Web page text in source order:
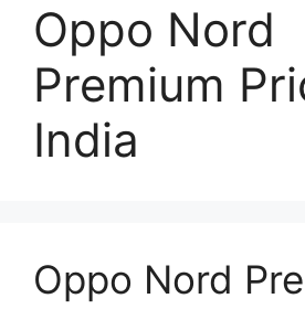
Oppo Nord
Premium
India
Oppo Nord